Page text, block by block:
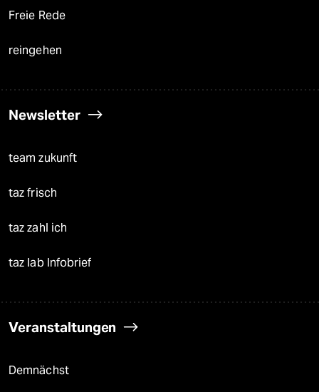
Freie Rede
reingehen
Newsletter
team zukunft
taz frisch
taz zahl ich
taz lab Infobrief
Veranstaltungen
Demnächst